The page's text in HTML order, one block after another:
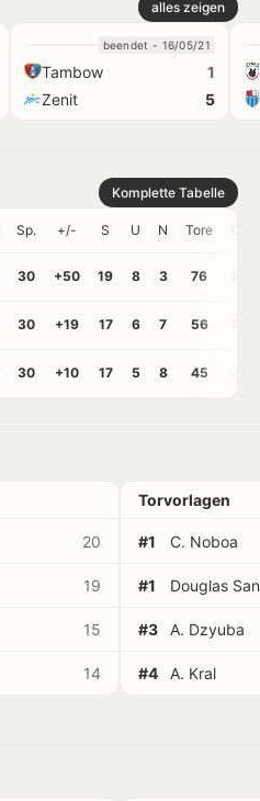
alles zeigen
beendet - 16/05/21
Tambow
1
Zenit
5
Komplette Tabelle
Sp. +/- S U N Tore
30 +50 19 8 3 76
30 +19 17 6 7 56
30 +10 17 5 8 45
20
19
15
14
Torvorlagen
#1 C. Noboa
#1 Douglas
#3 A. Dzyuba
#4 A. Kral